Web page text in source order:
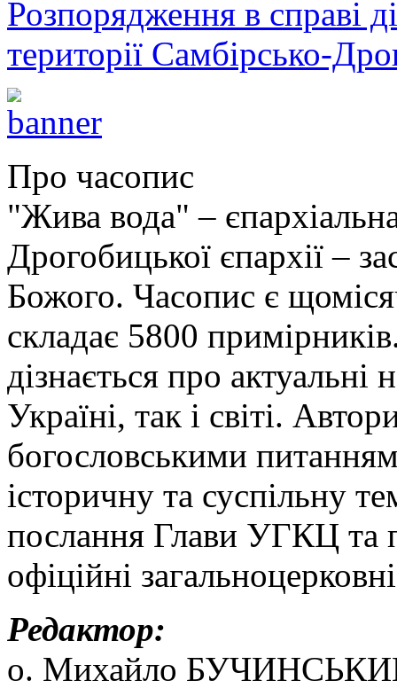
Розпорядження в справі
території Самбірсько-
Про часопис
"Жива вода" –
Дрогобицької єпархії –
Божого. Часопис є
складає 5800
дізнається про
Україні, так і світі.
богословськими
історичну та суспільну
послання Глави УГКЦ та
офіційні
Редактор:
о. Михайло